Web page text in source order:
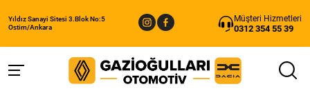
Yıldız Sanayi Sitesi 3.Blok No:5
Ostim/Ankara
Müşteri Hizmetleri
0312 354 55 39